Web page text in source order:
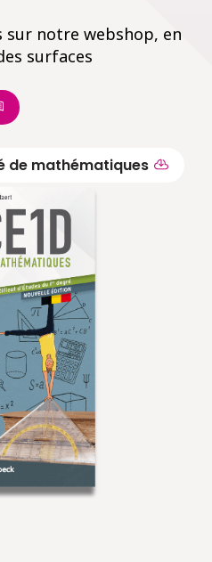
sur notre webshop, en
surfaces
de mathématiques